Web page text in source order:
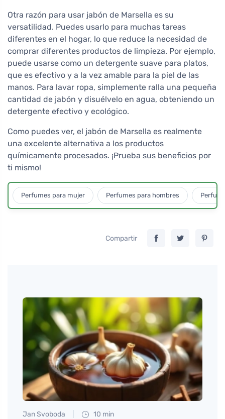
Otra razón para usar jabón de Marsella es su
versatilidad. Puedes usarlo para muchas tareas
diferentes en el hogar, lo que reduce la necesidad de
comprar diferentes productos de limpieza. Por ejemplo,
puede usarse como un detergente suave para platos,
que es efectivo y a la vez amable para la piel de las
manos. Para lavar ropa, simplemente ralla una pequeña
cantidad de jabón y disuélvelo en agua, obteniendo un
detergente efectivo y ecológico.
Como puedes ver, el jabón de Marsella es realmente
una excelente alternativa a los productos
químicamente procesados. ¡Prueba sus beneficios por
ti mismo!
Perfumes para mujer Perfumes para hombres
Compartir
Jan Svoboda 10 min